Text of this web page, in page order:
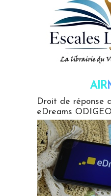
AIR
Droit de réponse
eDreams ODIGEO